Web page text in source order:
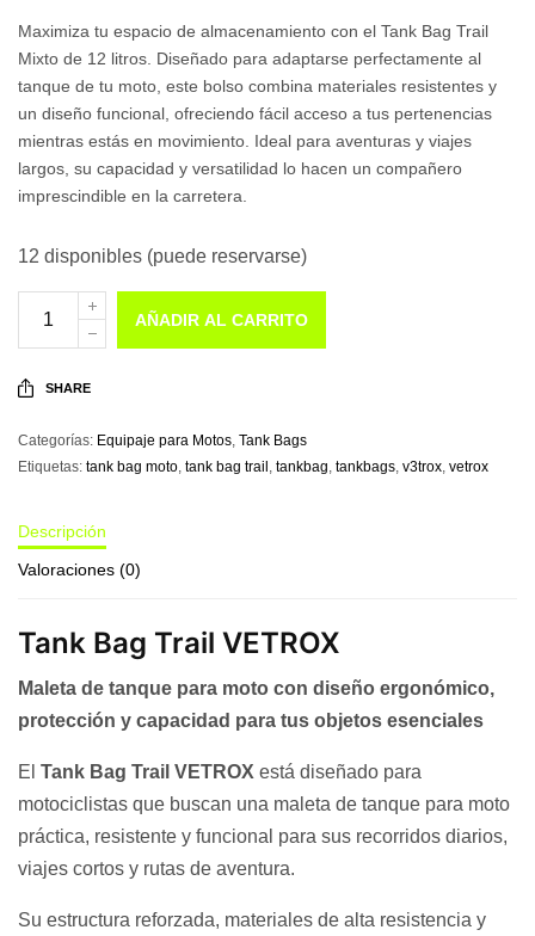
Maximiza tu espacio de almacenamiento con el Tank Bag Trail
Mixto de 12 litros. Diseñado para adaptarse perfectamente al
tanque de tu moto, este bolso combina materiales resistentes y
un diseño funcional, ofreciendo fácil acceso a tus pertenencias
mientras estás en movimiento. Ideal para aventuras y viajes
largos, su capacidad y versatilidad lo hacen un compañero
imprescindible en la carretera.
12 disponibles (puede reservarse)
AÑADIR AL CARRITO
SHARE
Categorías: Equipaje para Motos Tank Bags
Etiquetas: tank bag moto tank bag trail tankbag tankbags v3trox vetrox
Descripción
Valoraciones (0)
Tank Bag Trail VETROX
Maleta de tanque para moto con diseño ergonómico,
protección y capacidad para tus objetos esenciales
ElTank Bag Trail VETROX está diseñado para
motociclistas que buscan una maleta de tanque para moto
práctica, resistente y funcional para sus recorridos diarios,
viajes cortos y rutas de aventura.
Su estructura reforzada, materiales de alta resistencia y